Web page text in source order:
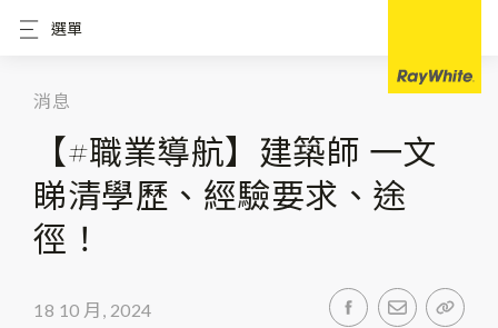
選單
消息
【#職業導航】建築師 一文
睇清學歷、經驗要求、途
徑！
18 10 月, 2024